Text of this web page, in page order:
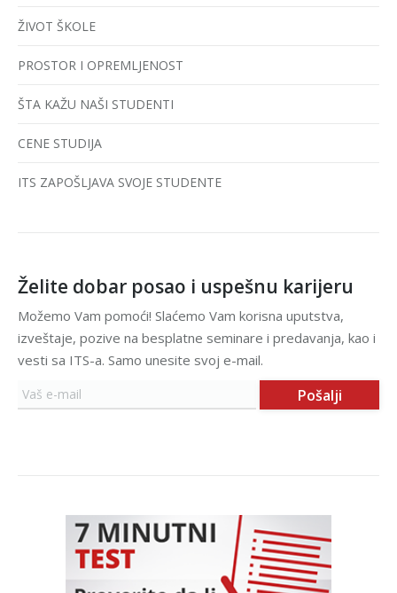
ŽIVOT ŠKOLE
PROSTOR I OPREMLJENOST
ŠTA KAŽU NAŠI STUDENTI
CENE STUDIJA
ITS ZAPOŠLJAVA SVOJE STUDENTE
Želite dobar posao i uspešnu karijeru
Možemo Vam pomoći! Slaćemo Vam korisna uputstva,
izveštaje, pozive na besplatne seminare i predavanja, kao i
vesti sa ITS-a. Samo unesite svoj e-mail.